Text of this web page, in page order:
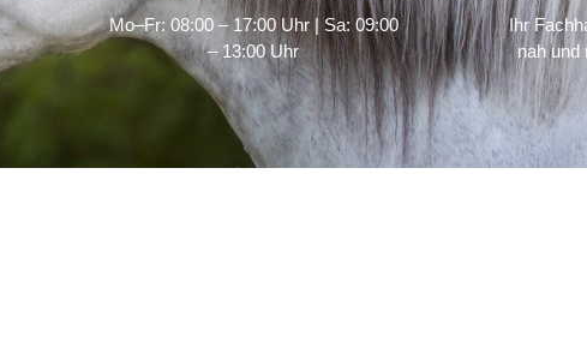
Mo–Fr: 08:00 – 17:00 Uhr | Sa: 09:00
– 13:00 Uhr
Ihr
nah und